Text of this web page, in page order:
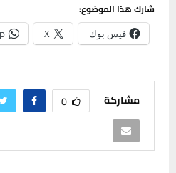
شارك هذا الموضوع:
فيس بوك X
مشاركة 0